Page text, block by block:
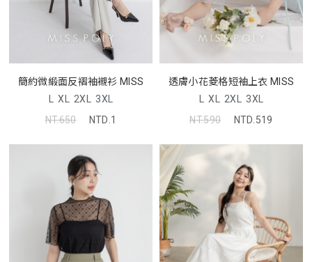
簡約微緞面反褶袖襯衫 MISS
L XL 2XL 3XL
NT.650
NTD.1
透膚小花菱格短袖上衣 MISS
L XL 2XL 3XL
NT.590
NTD.519